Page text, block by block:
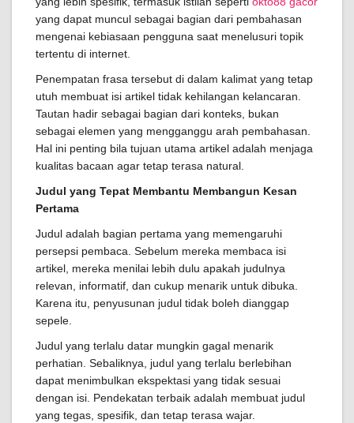
yang dapat muncul sebagai bagian dari pembahasan
mengenai kebiasaan pengguna saat menelusuri topik
tertentu di internet.
Penempatan frasa tersebut di dalam kalimat yang tetap
utuh membuat isi artikel tidak kehilangan kelancaran.
Tautan hadir sebagai bagian dari konteks, bukan
sebagai elemen yang mengganggu arah pembahasan.
Hal ini penting bila tujuan utama artikel adalah menjaga
kualitas bacaan agar tetap terasa natural.
Judul yang Tepat Membantu Membangun Kesan
Pertama
Judul adalah bagian pertama yang memengaruhi
persepsi pembaca. Sebelum mereka membaca isi
artikel, mereka menilai lebih dulu apakah judulnya
relevan, informatif, dan cukup menarik untuk dibuka.
Karena itu, penyusunan judul tidak boleh dianggap
sepele.
Judul yang terlalu datar mungkin gagal menarik
perhatian. Sebaliknya, judul yang terlalu berlebihan
dapat menimbulkan ekspektasi yang tidak sesuai
dengan isi. Pendekatan terbaik adalah membuat judul
yang tegas, spesifik, dan tetap terasa wajar.